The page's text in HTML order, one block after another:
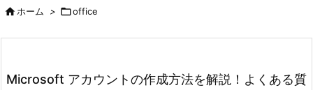
前へ
次へ
ホーム > office
Microsoft アカウントの作成方法を解説！よくある質